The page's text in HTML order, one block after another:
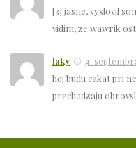
[3] jasne, vyslovil
vidim, ze wawrik
laky
4.
hej budu cakat pri
prechadzaju